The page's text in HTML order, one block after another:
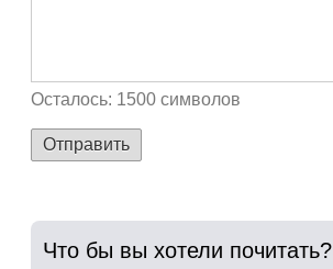
Осталось: 1500 символов
Отправить
Что бы вы хотели почитать?